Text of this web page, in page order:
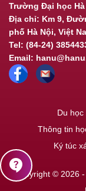
Trường Đại học
Địa chỉ: Km 9,
phố Hà Nội, Việt
Tel: (84-24)
Email:
Du học
Thông tin
Ký túc
Copyright © 2026
contact_support